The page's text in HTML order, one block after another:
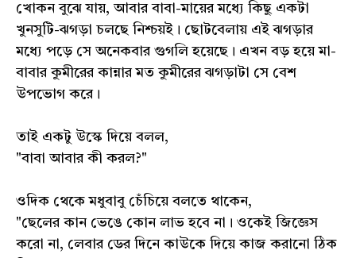
খোকন বুঝে যায়, আবার বাবা-মায়ের মধ্যে কিছু একটা
খুনসুটি-ঝগড়া চলছে নিশ্চয়ই। ছোটবেলায় এই ঝগড়ার
মধ্যে পড়ে সে অনেকবার গুগলি হয়েছে। এখন বড় হয়ে মা-
বাবার কুমীরের কান্নার মত কুমীরের ঝগড়াটা সে বেশ
উপভোগ করে।
তাই একটু উস্কে দিয়ে বলল,
"বাবা আবার কী করল?"
ওদিক থেকে মধুবাবু চেঁচিয়ে বলতে থাকেন,
"ছেলের কান ভেঙে কোন লাভ হবে না। ওকেই জিজ্ঞেস
করো না, লেবার ডের দিনে কাউকে দিয়ে কাজ করানো ঠিক